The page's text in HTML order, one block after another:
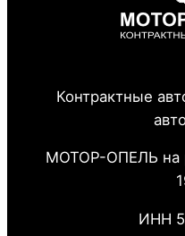
Контрактные
МОТОР-ОПЕЛЬ на
ИНН